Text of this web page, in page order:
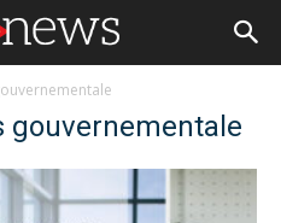
gouvernementale